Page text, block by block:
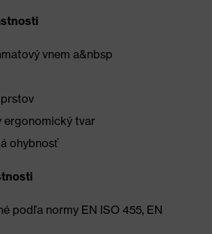
vnem a&nbsp
ergonomický tvar
ohybnosť
podľa normy EN ISO 455, EN